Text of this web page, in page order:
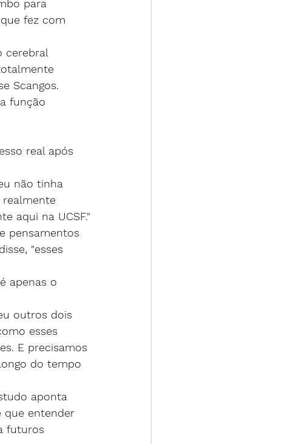
para
fez com
cerebral
Scangos.
função
real após
não tinha
realmente
aqui na UCSF."
pensamentos
"esses
apenas o
outros dois
esses
E precisamos
do tempo
aponta
que entender
futuros